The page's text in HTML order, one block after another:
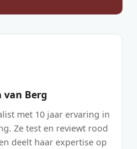
van Berg
met 10 jaar ervaring in
Ze test en reviewt rood
deelt haar expertise op